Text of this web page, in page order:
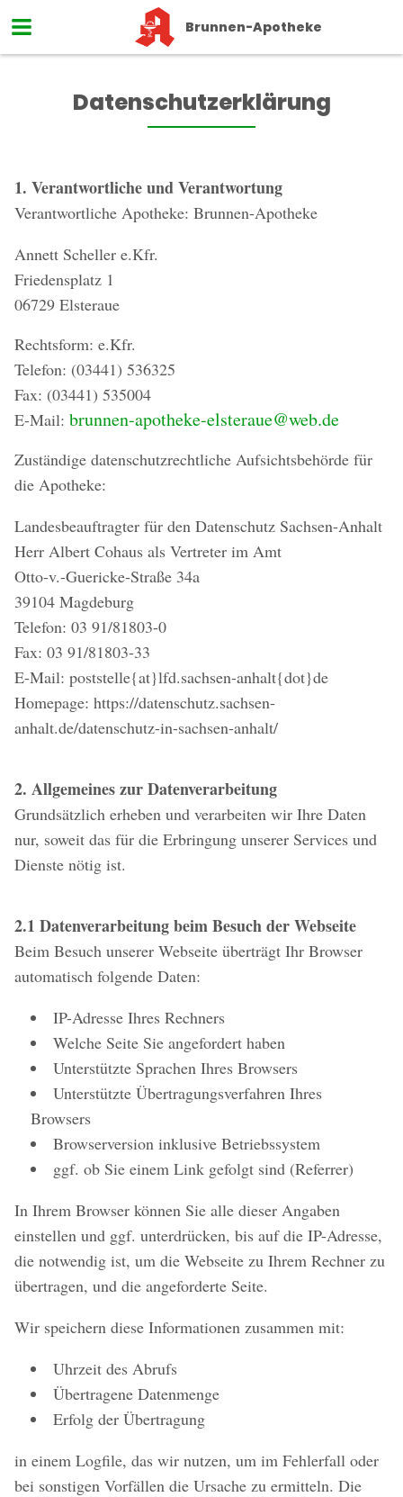
Brunnen-Apotheke
Datenschutzerklärung
1. Verantwortliche und Verantwortung
Verantwortliche Apotheke: Brunnen-Apotheke
Annett Scheller e.Kfr.
Friedensplatz 1
06729 Elsteraue
Rechtsform: e.Kfr.
Telefon: (03441) 536325
Fax: (03441) 535004
E-Mail: brunnen-apotheke-elsteraue@web.de
Zuständige datenschutzrechtliche Aufsichtsbehörde für
die Apotheke:
Landesbeauftragter für den Datenschutz Sachsen-Anhalt
Herr Albert Cohaus als Vertreter im Amt
Otto-v.-Guericke-Straße 34a
39104 Magdeburg
Telefon: 03 91/81803-0
Fax: 03 91/81803-33
E-Mail: poststelle{at}lfd.sachsen-anhalt{dot}de
Homepage: https://datenschutz.sachsen-
anhalt.de/datenschutz-in-sachsen-anhalt/
2. Allgemeines zur Datenverarbeitung
Grundsätzlich erheben und verarbeiten wir Ihre Daten
nur, soweit das für die Erbringung unserer Services und
Dienste nötig ist.
2.1 Datenverarbeitung beim Besuch der Webseite
Beim Besuch unserer Webseite überträgt Ihr Browser
automatisch folgende Daten:
IP-Adresse Ihres Rechners
Welche Seite Sie angefordert haben
Unterstützte Sprachen Ihres Browsers
Unterstützte Übertragungsverfahren Ihres
Browsers
Browserversion inklusive Betriebssystem
ggf. ob Sie einem Link gefolgt sind (Referrer)
In Ihrem Browser können Sie alle dieser Angaben
einstellen und ggf. unterdrücken, bis auf die IP-Adresse,
die notwendig ist, um die Webseite zu Ihrem Rechner zu
übertragen, und die angeforderte Seite.
Wir speichern diese Informationen zusammen mit:
Uhrzeit des Abrufs
Übertragene Datenmenge
Erfolg der Übertragung
in einem Logfile, das wir nutzen, um im Fehlerfall oder
bei sonstigen Vorfällen die Ursache zu ermitteln. Die